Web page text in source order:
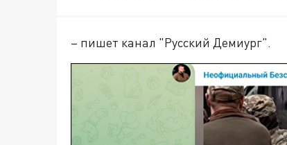
– пишет канал "Русский Демиург".